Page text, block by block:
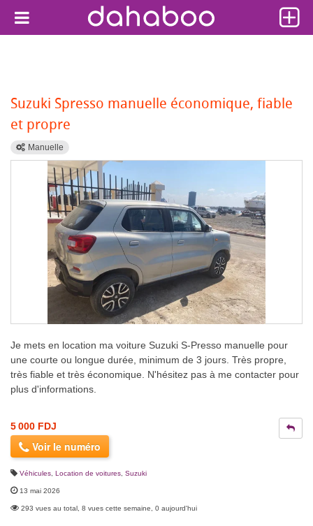
Suzuki Spresso manuelle économique, fiable
et propre
Manuelle
Je mets en location ma voiture Suzuki S-Presso manuelle pour
une courte ou longue durée, minimum de 3 jours. Très propre,
très fiable et très économique. N'hésitez pas à me contacter pour
plus d'informations.
5 000 FDJ
Voir le numéro
Véhicules Location de voitures Suzuki
13 mai 2026
293 vues au total, 8 vues cette semaine, 0 aujourd'hui